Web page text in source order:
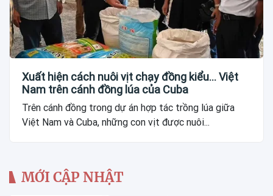
Xuất hiện cách nuôi vịt chạy đồng kiểu... Việt
Nam trên cánh đồng lúa của Cuba
Trên cánh đồng trong dự án hợp tác trồng lúa giữa
Việt Nam và Cuba, những con vịt được nuôi...
MỚI CẬP NHẬT